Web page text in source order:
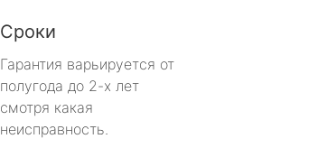
Сроки
Гарантия варьируется от
полугода до 2-х лет
смотря какая
неисправность.